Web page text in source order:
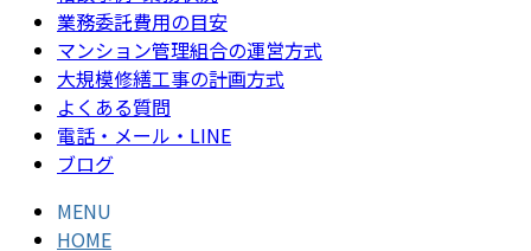
業務委託費用の目安
マンション管理組合の運営方式
大規模修繕工事の計画方式
よくある質問
電話・メール・LINE
ブログ
MENU
HOME